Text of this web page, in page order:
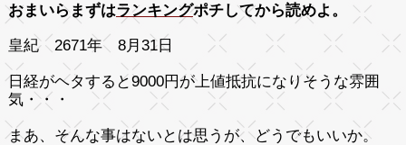
おまいらまずはランキングポチしてから読めよ。
皇紀 2671年 8月31日
日経がヘタすると9000円が上値抵抗になりそうな雰囲
気・・・
まあ、そんな事はないとは思うが、どうでもいいか。